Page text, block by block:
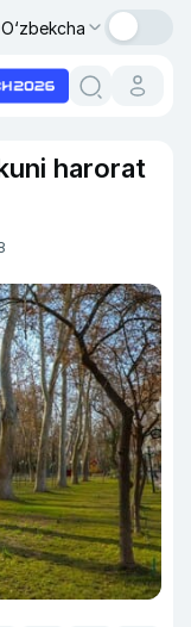
O‘zbekcha
harorat